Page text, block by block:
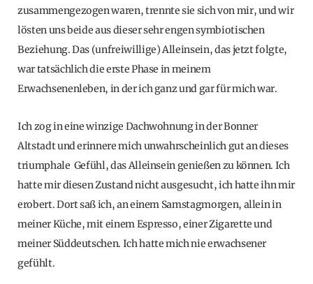
zusammengezogen waren, trennte sie sich von mir, und wir
lösten uns beide aus dieser sehr engen symbiotischen
Beziehung. Das (unfreiwillige) Alleinsein, das jetzt folgte,
war tatsächlich die erste Phase in meinem
Erwachsenenleben, in der ich ganz und gar für mich war.
Ich zog in eine winzige Dachwohnung in der Bonner
Altstadt und erinnere mich unwahrscheinlich gut an dieses
triumphale Gefühl, das Alleinsein genießen zu können. Ich
hatte mir diesen Zustand nicht ausgesucht, ich hatte ihn mir
erobert. Dort saß ich, an einem Samstagmorgen, allein in
meiner Küche, mit einem Espresso, einer Zigarette und
meiner Süddeutschen. Ich hatte mich nie erwachsener
gefühlt.